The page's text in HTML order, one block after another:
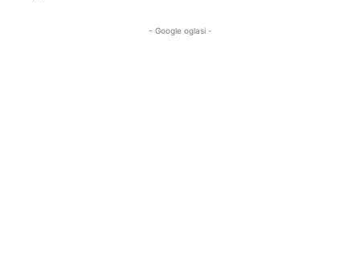
- Google oglasi -